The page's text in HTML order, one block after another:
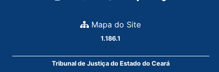
Mapa do Site
1.186.1
Tribunal de Justiça do Estado do Ceará